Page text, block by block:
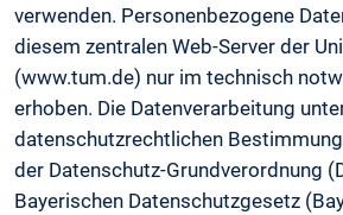
verwenden. Personenbezogene
diesem zentralen Web-Server der
(www.tum.de) nur im technisch
erhoben. Die Datenverarbeitung
datenschutzrechtlichen
der Datenschutz-Grundverordnung
Bayerischen Datenschutzgesetz